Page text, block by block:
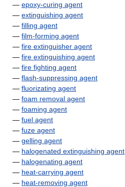
— epoxy-curing agent
— extinguishing agent
— filling agent
— film-forming agent
— fire extinguisher agent
— fire extinguishing agent
— fire fighting agent
— flash-suppressing agent
— fluorizating agent
— foam removal agent
— foaming agent
— fuel agent
— fuze agent
— gelling agent
— halogenated extinguishing agent
— halogenating agent
— heat-carrying agent
— heat-removing agent